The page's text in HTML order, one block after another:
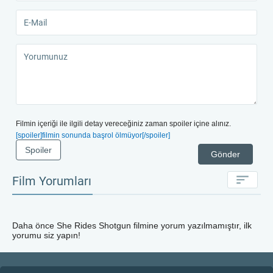
Filmin içeriği ile ilgili detay vereceğiniz zaman spoiler içine alınız.
[spoiler]filmin sonunda başrol ölmüyor[/spoiler]
Gönder
Spoiler
Film Yorumları
Daha önce She Rides Shotgun filmine yorum yazılmamıştır, ilk
yorumu siz yapın!